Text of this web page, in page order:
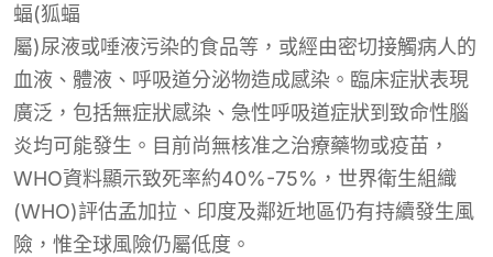
蝠(狐蝠
屬)尿液或唾液污染的食品等，或經由密切接觸病人的
血液、體液、呼吸道分泌物造成感染。臨床症狀表現
廣泛，包括無症狀感染、急性呼吸道症狀到致命性腦
炎均可能發生。目前尚無核准之治療藥物或疫苗，
WHO資料顯示致死率約40%-75%，世界衛生組織
(WHO)評估孟加拉、印度及鄰近地區仍有持續發生風
險，惟全球風險仍屬低度。